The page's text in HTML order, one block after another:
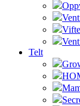
Telt